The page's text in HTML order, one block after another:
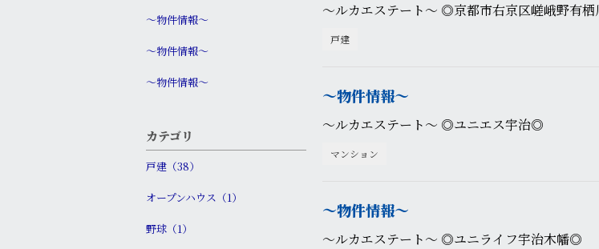
〜物件情報〜
〜物件情報〜
〜物件情報〜
カテゴリ
戸建（38）
オープンハウス（1）
野球（1）
〜ルカエステート〜 ◎京都市右京区嵯峨野有
戸建
〜物件情報〜
〜ルカエステート〜 ◎ユニエス宇治◎
マンション
〜物件情報〜
〜ルカエステート〜 ◎ユニライフ宇治木幡◎